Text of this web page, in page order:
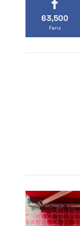
63,500
Fans